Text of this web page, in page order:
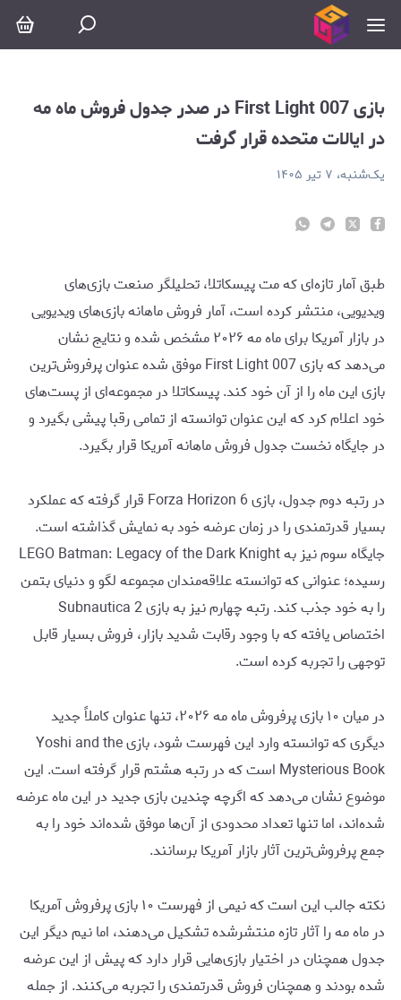
بازی 007 First Light در صدر جدول فروش ماه مه
در ایالات متحده قرار گرفت
یک‌شنبه، ۷ تیر ۱۴۰۵
طبق آمار تازه‌ای که مت پیسکاتلا، تحلیلگر صنعت بازی‌های
ویدیویی، منتشر کرده است، آمار فروش ماهانه بازی‌های ویدیویی
در بازار آمریکا برای ماه مه ۲۰۲۶ مشخص شده و نتایج نشان
می‌دهد که بازی 007 First Light موفق شده عنوان پرفروش‌ترین
بازی این ماه را از آن خود کند. پیسکاتلا در مجموعه‌ای از پست‌های
خود اعلام کرد که این عنوان توانسته از تمامی رقبا پیشی بگیرد و
در جایگاه نخست جدول فروش ماهانه آمریکا قرار بگیرد.
در رتبه دوم جدول، بازی Forza Horizon 6 قرار گرفته که عملکرد
بسیار قدرتمندی را در زمان عرضه خود به نمایش گذاشته است.
جایگاه سوم نیز به LEGO Batman: Legacy of the Dark Knight
رسیده؛ عنوانی که توانسته علاقه‌مندان مجموعه لگو و دنیای بتمن
را به خود جذب کند. رتبه چهارم نیز به بازی Subnautica 2
اختصاص یافته که با وجود رقابت شدید بازار، فروش بسیار قابل
توجهی را تجربه کرده است.
در میان ۱۰ بازی پرفروش ماه مه ۲۰۲۶، تنها عنوان کاملاً جدید
دیگری که توانسته وارد این فهرست شود، بازی Yoshi and the
Mysterious Book است که در رتبه هشتم قرار گرفته است. این
موضوع نشان می‌دهد که اگرچه چندین بازی جدید در این ماه عرضه
شده‌اند، اما تنها تعداد محدودی از آن‌ها موفق شده‌اند خود را به
جمع پرفروش‌ترین آثار بازار آمریکا برسانند.
نکته جالب این است که نیمی از فهرست ۱۰ بازی پرفروش آمریکا
در ماه مه را آثار تازه منتشرشده تشکیل می‌دهند، اما نیم دیگر این
جدول همچنان در اختیار بازی‌هایی قرار دارد که پیش از این عرضه
شده بودند و همچنان فروش قدرتمندی را تجربه می‌کنند. از جمله